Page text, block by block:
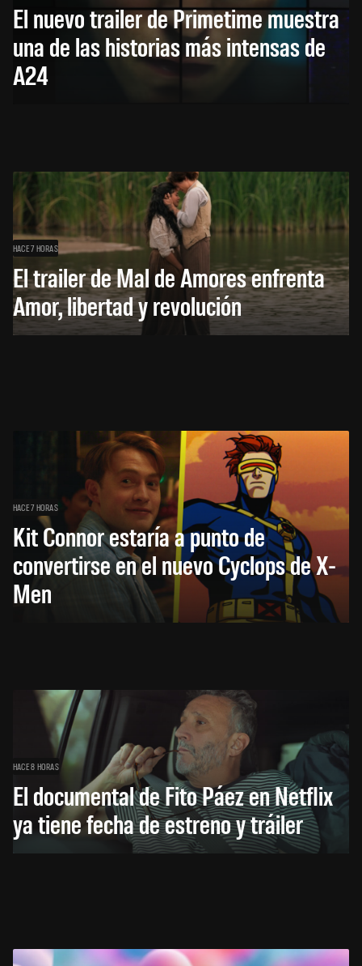
El nuevo trailer de Primetime muestra
una de las historias más intensas de
A24
HACE 7 HORAS
El trailer de Mal de Amores enfrenta
Amor, libertad y revolución
HACE 7 HORAS
Kit Connor estaría a punto de
convertirse en el nuevo Cyclops de X-
Men
HACE 8 HORAS
El documental de Fito Páez en Netflix
ya tiene fecha de estreno y tráiler